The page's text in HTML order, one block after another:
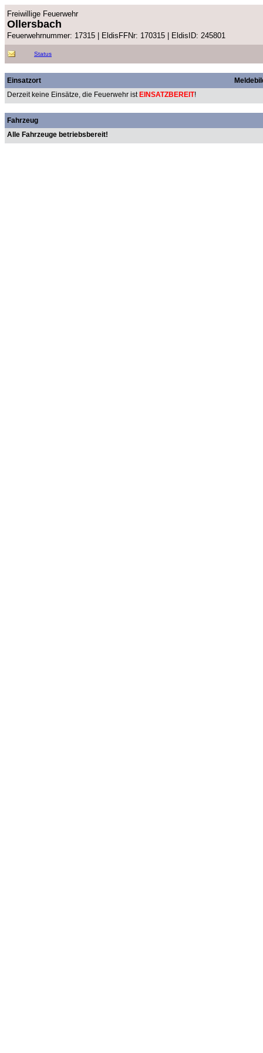
Freiwillige Feuerwehr
Ollersbach
Feuerwehrnummer: 17315 | EldisFFNr: 170315 | EldisID: 245801
Status
Einsatzort
Derzeit keine Einsätze, die Feuerwehr ist EINSATZBEREIT!
Fahrzeug
Alle Fahrzeuge betriebsbereit!